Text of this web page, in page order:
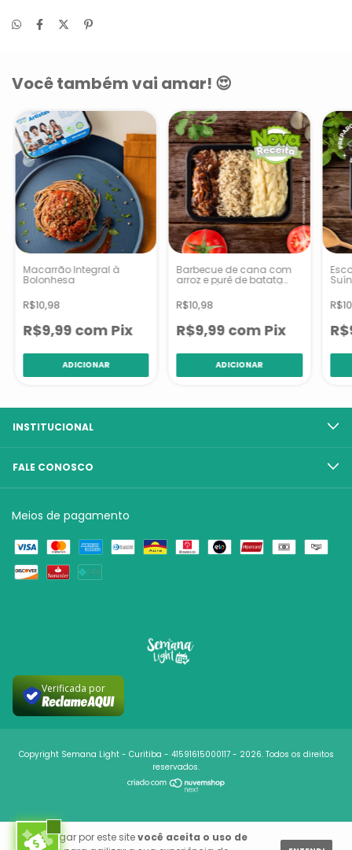
Ao navegar por este sitevocê aceita o uso de
Você também vai amar! 😍
Macarrão Integral à
Bolonhesa
R$10,98
R$9,99 com Pix
Barbecue de cana com
arroz e purê de batata
R$10,98
R$9,99 com Pix
INSTITUCIONAL
FALE CONOSCO
Meios de pagamento
Verificada por
Copyright Semana Light - Curitiba - 41591615000117 - 2026. Todos os direitos
reservados.